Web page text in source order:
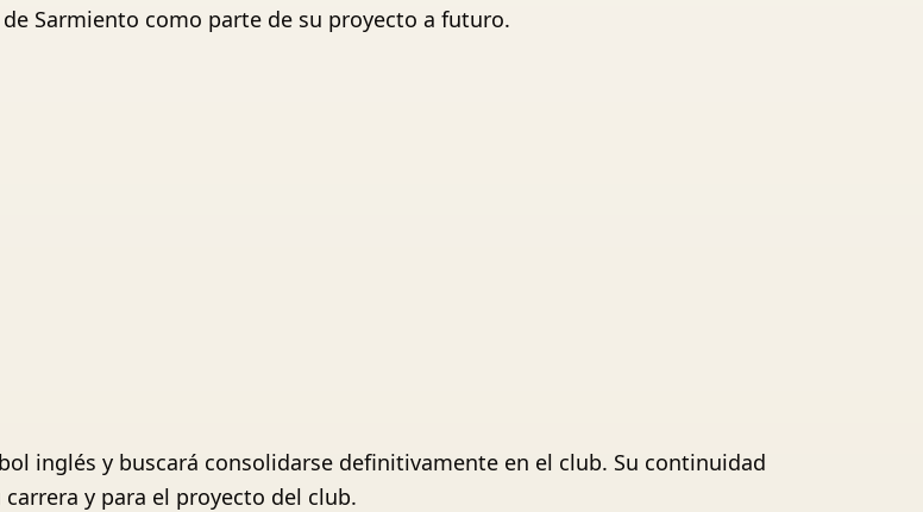
Sarmiento como parte de su proyecto a futuro.
inglés y buscará consolidarse definitivamente en el club. Su continuidad
y para el proyecto del club.